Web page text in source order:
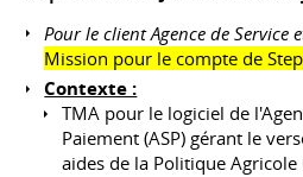
Pour le client Agence de Service
Mission pour le compte de
Contexte :
TMA pour le logiciel de
Paiement (ASP) gérant le
aides de la Politique Agricole